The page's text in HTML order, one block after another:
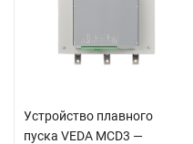
Устройство плавного
пуска VEDA MCD3 —